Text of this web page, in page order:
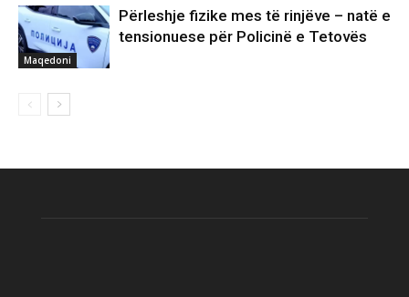
Maqedoni
Përleshje fizike mes të rinjëve – natë e
tensionuese për Policinë e Tetovës